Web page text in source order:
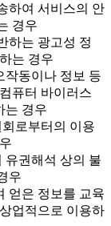
하여 서비스의 안
경우
하는 광고성 정
는 경우
작동이나 정보 등
퓨터 바이러스
는 경우
로부터의 이용
유권해석 상의 불
우
얻은 정보를 교육
업적으로 이용하